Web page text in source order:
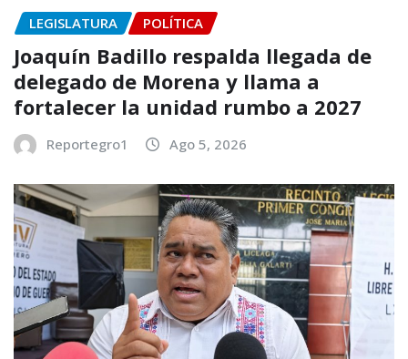
LEGISLATURA POLÍTICA
Joaquín Badillo respalda llegada de
delegado de Morena y llama a
fortalecer la unidad rumbo a 2027
Reportegro1 Ago 5, 2026